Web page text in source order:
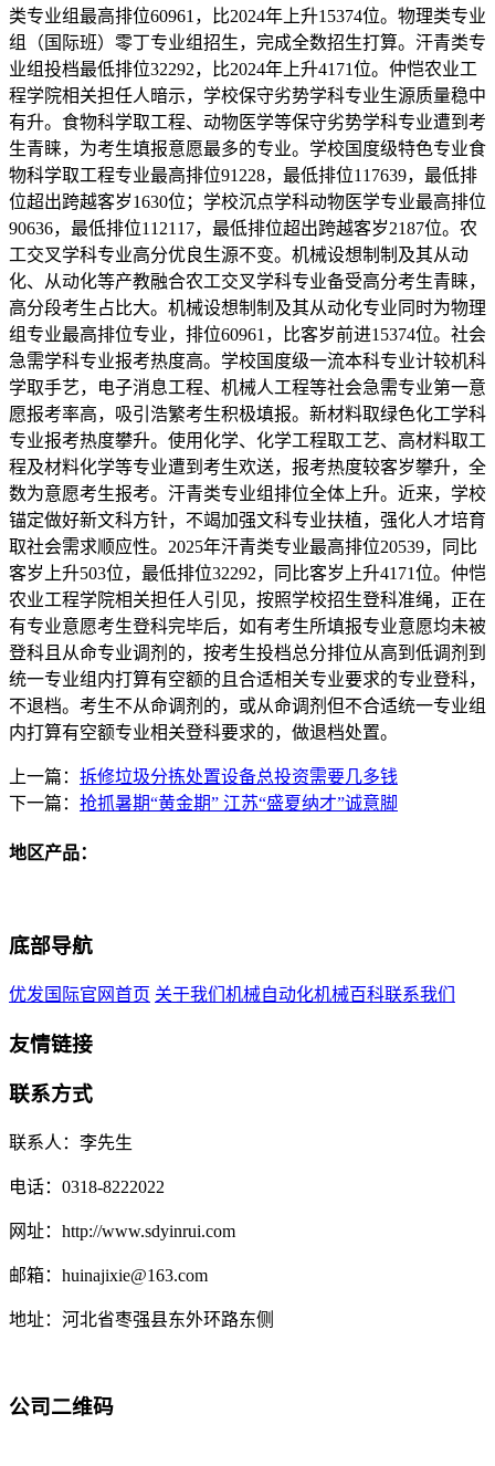
类专业组最高排位60961，比2024年上升15374位。物理类专业
组（国际班）零丁专业组招生，完成全数招生打算。汗青类专
业组投档最低排位32292，比2024年上升4171位。仲恺农业工
程学院相关担任人暗示，学校保守劣势学科专业生源质量稳中
有升。食物科学取工程、动物医学等保守劣势学科专业遭到考
生青睐，为考生填报意愿最多的专业。学校国度级特色专业食
物科学取工程专业最高排位91228，最低排位117639，最低排
位超出跨越客岁1630位；学校沉点学科动物医学专业最高排位
90636，最低排位112117，最低排位超出跨越客岁2187位。农
工交叉学科专业高分优良生源不变。机械设想制制及其从动
化、从动化等产教融合农工交叉学科专业备受高分考生青睐，
高分段考生占比大。机械设想制制及其从动化专业同时为物理
组专业最高排位专业，排位60961，比客岁前进15374位。社会
急需学科专业报考热度高。学校国度级一流本科专业计较机科
学取手艺，电子消息工程、机械人工程等社会急需专业第一意
愿报考率高，吸引浩繁考生积极填报。新材料取绿色化工学科
专业报考热度攀升。使用化学、化学工程取工艺、高材料取工
程及材料化学等专业遭到考生欢送，报考热度较客岁攀升，全
数为意愿考生报考。汗青类专业组排位全体上升。近来，学校
锚定做好新文科方针，不竭加强文科专业扶植，强化人才培育
取社会需求顺应性。2025年汗青类专业最高排位20539，同比
客岁上升503位，最低排位32292，同比客岁上升4171位。仲恺
农业工程学院相关担任人引见，按照学校招生登科准绳，正在
有专业意愿考生登科完毕后，如有考生所填报专业意愿均未被
登科且从命专业调剂的，按考生投档总分排位从高到低调剂到
统一专业组内打算有空额的且合适相关专业要求的专业登科，
不退档。考生不从命调剂的，或从命调剂但不合适统一专业组
内打算有空额专业相关登科要求的，做退档处置。
上一篇： 拆修垃圾分拣处置设备总投资需要几多钱
下一篇： 抢抓暑期“黄金期” 江苏“盛夏纳才”诚意脚
地区产品：
底部导航
优发国际官网首页 关于我们 机械自动化机械百科联系我们
友情链接
联系方式
联系人：李先生
电话：0318-8222022
网址：http://www.sdyinrui.com
邮箱：huinajixie@163.com
地址：河北省枣强县东外环路东侧
公司二维码